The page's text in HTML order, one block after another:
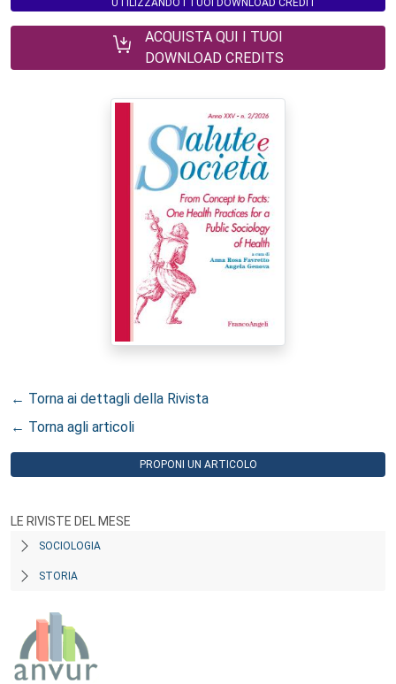
UTILIZZANDO I TUOI DOWNLOAD CREDIT
ACQUISTA QUI I TUOI
DOWNLOAD CREDITS
← Torna ai dettagli della Rivista
← Torna agli articoli
PROPONI UN ARTICOLO
LE RIVISTE DEL MESE
SOCIOLOGIA
STORIA